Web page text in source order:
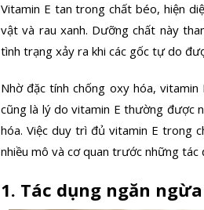
Vitamin E tan trong chất béo, hiện
vật và rau xanh. Dưỡng chất này
tình trạng xảy ra khi các gốc tự do
Nhờ đặc tính chống oxy hóa,
cũng là lý do vitamin E thường được
hóa. Việc duy trì đủ vitamin E trong
nhiều mô và cơ quan trước những
1. Tác dụng ngăn